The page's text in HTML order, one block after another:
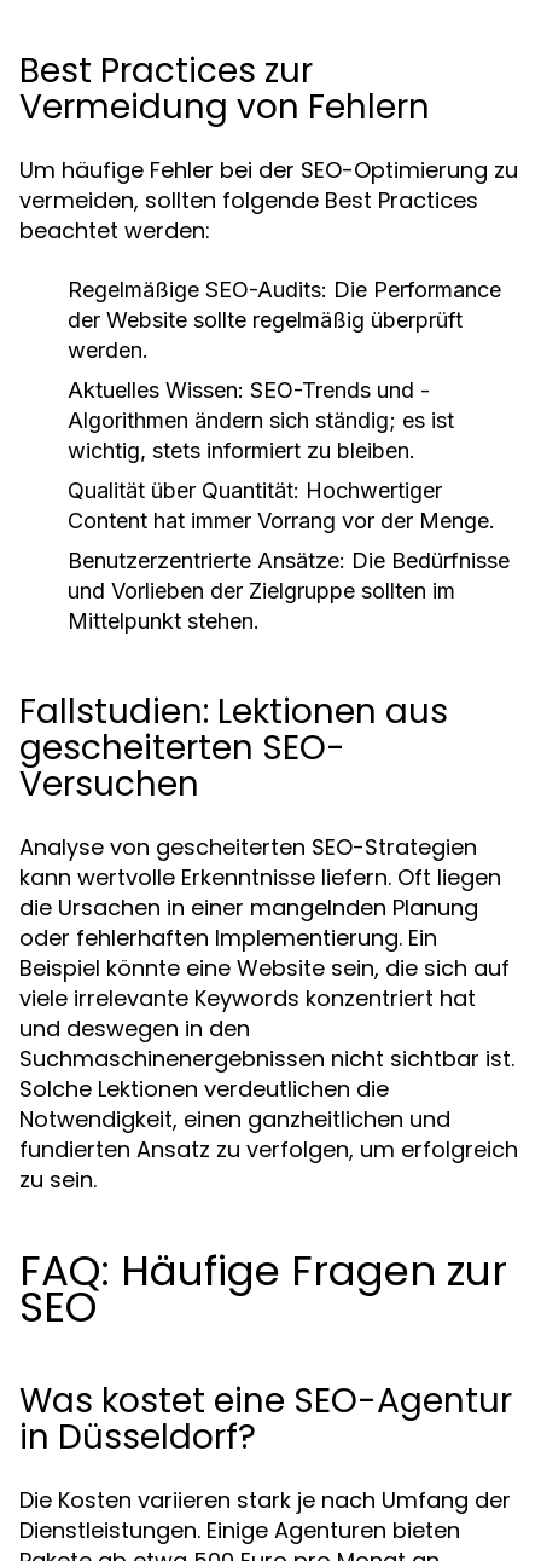
Best Practices zur
Vermeidung von Fehlern
Um häufige Fehler bei der SEO-Optimierung zu
vermeiden, sollten folgende Best Practices
beachtet werden:
Regelmäßige SEO-Audits: Die Performance
der Website sollte regelmäßig überprüft
werden.
Aktuelles Wissen: SEO-Trends und -
Algorithmen ändern sich ständig; es ist
wichtig, stets informiert zu bleiben.
Qualität über Quantität: Hochwertiger
Content hat immer Vorrang vor der Menge.
Benutzerzentrierte Ansätze: Die Bedürfnisse
und Vorlieben der Zielgruppe sollten im
Mittelpunkt stehen.
Fallstudien: Lektionen aus
gescheiterten SEO-
Versuchen
Analyse von gescheiterten SEO-Strategien
kann wertvolle Erkenntnisse liefern. Oft liegen
die Ursachen in einer mangelnden Planung
oder fehlerhaften Implementierung. Ein
Beispiel könnte eine Website sein, die sich auf
viele irrelevante Keywords konzentriert hat
und deswegen in den
Suchmaschinenergebnissen nicht sichtbar ist.
Solche Lektionen verdeutlichen die
Notwendigkeit, einen ganzheitlichen und
fundierten Ansatz zu verfolgen, um erfolgreich
zu sein.
FAQ: Häufige Fragen zur
SEO
Was kostet eine SEO-Agentur
in Düsseldorf?
Die Kosten variieren stark je nach Umfang der
Dienstleistungen. Einige Agenturen bieten